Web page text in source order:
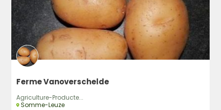
Ferme Vanoverschelde
Agriculture-Producte...
Somme-Leuze